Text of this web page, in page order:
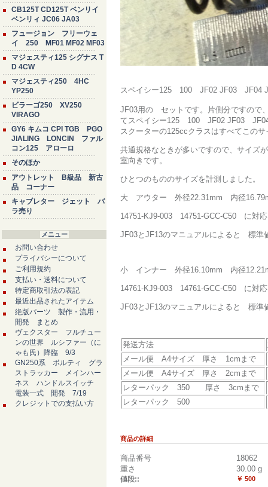
CB125T CD125T ベンリイ
ベンリィ JC06 JA03
フュージョン フリーウェ
イ 250 MF01 MF02 MF03
マジェスティ125 シグナス T
D 4CW
マジェスティ250 4HC
YP250
ビラーゴ250 XV250
VIRAGO
GY6 キムコ CPI TGB PGO
JIALING LONCIN ファル
コン125 アローロ
そのほか
アウトレット B級品 新古
品 コーナー
キャブレター ジェット バ
ラ売り
メニュー
お問い合わせ
プライバシーについて
ご利用規約
支払い・送料について
特定商取引法の表記
最近出品されたアイテム
絶版パーツ 製作・流用・
開発 まとめ
ヴェクスター フルチュー
ンの世界 ルシファー（に
ゃも氏）降臨 9/3
GN250系 ボルティ グラ
ストラッカー メインハー
ネス ハンドルスイッチ
電装一式 開発 7/19
クレジットでの支払い方
スペイシー125 100 JF02 JF03
JF03用の セットです。片側分ですので
てスペイシー125 100 JF02 JF03 JF04
スクーターの125ccクラスはすべてこの
共通規格なときが多いですので、サイズ
室向きです。
ひとつのもののサイズを計測しました。
大 アウター 外径22.31mm 内径
14751-KJ9-003 14751-GCC-C50 に対
JF03とJF13のマニュアルによると 標
小 インナー 外径16.10mm 内径
14761-KJ9-003 14761-GCC-C50 に対
JF03とJF13のマニュアルによると 標
発送方法
メール便 A4サイズ 厚さ 1cmまで
メール便 A4サイズ 厚さ 2cmまで
レターパック 350 厚さ 3cmまで
レターパック 500
商品の詳細
商品番号
18062
重さ
30.00 g
値段:: ￥ 500